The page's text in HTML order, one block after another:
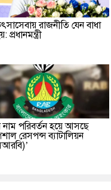
রাজনীতি যেন বাধা
প্রধানমন্ত্রী
নাম পরিবর্তন হয়ে আসছে
রেসপন্স ব্যাটালিয়ন